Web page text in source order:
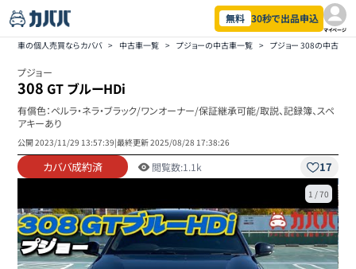
無料 30秒で出品申込
マイページ
車の個人売買ならカババ > 中古車一覧 > プジョーの中古車一覧 > プジョー 308の中古車
プジョー
308 GT ブルーHDi
有償色：ペルラ・ネラ・ブラック/ワンオーナー/保証継承可能/取説、記録簿、スペ
アキーあり
公開2023/11/29 13:57:39|最終更新2025/08/28 17:38:26
カババ成約済 閲覧数:1.1k 17
1 /70